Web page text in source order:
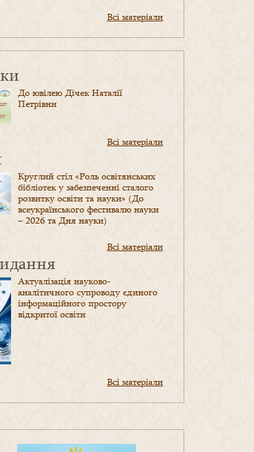
Всі матеріали
До ювілею Дічек Наталії
Петрівни
Всі матеріали
Круглий стіл «Роль освітянських
бібліотек у забезпеченні сталого
розвитку освіти та науки» (До
всеукраїнського фестивалю науки
– 2026 та Дня науки)
Всі матеріали
Актуалізація науково-
аналітичного супроводу єдиного
інформаційного простору
відкритої освіти
Всі матеріали